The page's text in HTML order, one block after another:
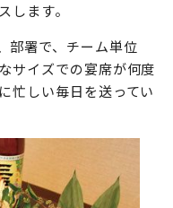
します。
部署で、チーム単位
サイズでの宴席が何度
忙しい毎日を送ってい